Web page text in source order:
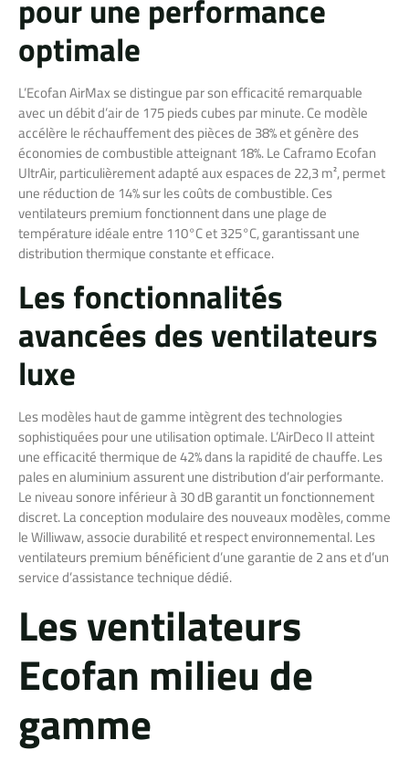
pour une performance
optimale
L’Ecofan AirMax se distingue par son efficacité remarquable
avec un débit d’air de 175 pieds cubes par minute. Ce modèle
accélère le réchauffement des pièces de 38% et génère des
économies de combustible atteignant 18%. Le Caframo Ecofan
UltrAir, particulièrement adapté aux espaces de 22,3 m², permet
une réduction de 14% sur les coûts de combustible. Ces
ventilateurs premium fonctionnent dans une plage de
température idéale entre 110°C et 325°C, garantissant une
distribution thermique constante et efficace.
Les fonctionnalités
avancées des ventilateurs
luxe
Les modèles haut de gamme intègrent des technologies
sophistiquées pour une utilisation optimale. L’AirDeco II atteint
une efficacité thermique de 42% dans la rapidité de chauffe. Les
pales en aluminium assurent une distribution d’air performante.
Le niveau sonore inférieur à 30 dB garantit un fonctionnement
discret. La conception modulaire des nouveaux modèles, comme
le Williwaw, associe durabilité et respect environnemental. Les
ventilateurs premium bénéficient d’une garantie de 2 ans et d’un
service d’assistance technique dédié.
Les ventilateurs
Ecofan milieu de
gamme